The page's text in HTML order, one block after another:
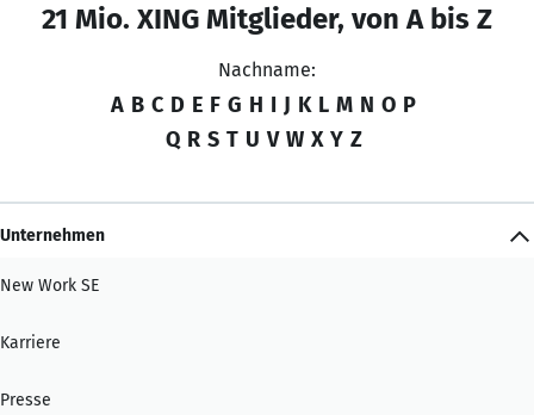
21 Mio. XING Mitglieder, von A bis Z
Nachname:
A B C D E F G H I J K L M N O P
Q R S T U V W X Y Z
Unternehmen
New Work SE
Karriere
Presse